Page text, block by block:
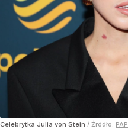
Celebrytka Julia von Stein / Źródło: PAP